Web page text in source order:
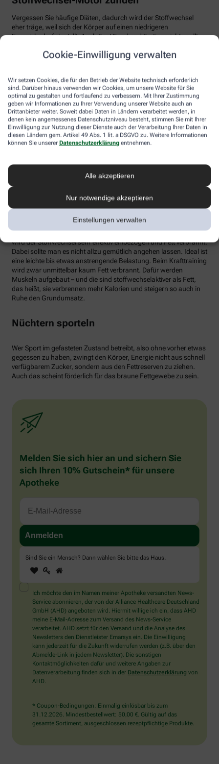
Cookie-Einwilligung verwalten
Wir setzen Cookies, die für den Betrieb der Website technisch erforderlich
sind. Darüber hinaus verwenden wir Cookies, um unsere Website für Sie
optimal zu gestalten und fortlaufend zu verbessern. Mit Ihrer Zustimmung
geben wir Informationen zu Ihrer Verwendung unserer Website auch an
Drittanbieter weiter. Soweit dabei Daten in Ländern verarbeitet werden, in
denen kein angemessenes Datenschutzniveau besteht, stimmen Sie mit Ihrer
Einwilligung zur Nutzung dieser Dienste auch der Verarbeitung Ihrer Daten in
diesen Ländern gem. Artikel 49 Abs. 1 lit. a DSGVO zu. Weitere Informationen
können Sie unserer Datenschutzerklärung entnehmen.
Alle akzeptieren
Nur notwendige akzeptieren
Einstellungen verwalten
Vergessen Sie häufige Diäten, dadurch wird der Stoffwechsel
eher träge, weil sich der Körper auf einen niedrigeren
Energiebedarf einstellt. Auch Fast Food und Fertiggerichte sollten
Körper bei der Verarbeitung von hochverarbeiteten Lebensmitteln
Tim Hollstein rät zu einer proteinreichen Ernährung (Vorsicht bei
Vorerkrankungen wie Nierenleiden!). Denn Proteine sind nicht nur
gut für den Muskelaufbau, der Körper benötigt auch viel Energie,
um Eiweiß abzubauen. Das regt den Stoffwechsel an. Proteine
stecken vor allem in magerem Fleisch, Fisch und Milchprodukten
wie Quark und Skyr. Auch sogenannte thermogene Lebensmittel
wie Chilis oder Ingwer können das braune Fettgewebe aktivieren
und den Energieverbrauch erhöhen.
In Bewegung kommen
Der richtige Mix macht’s
von weißen Fettzellen in braunes Fett begünstigen und dessen
Aktivität erhöhen. Ab circa 30 Minuten Joggen oder Radfahren
wird der Stoffwechsel sehr effektiv einbezogen und Fett verbrannt.
Dabei sollte man es nicht allzu gemütlich angehen lassen. Ideal ist
eine leichte bis etwas anstrengende Belastung. Beim Krafttraining
wird zwar unmittelbar kaum Fett verbrannt. Dafür werden
Muskeln aufgebaut – und die sind stoffwechselaktiver als Fett,
das heißt, sie verbrennen mehr Kalorien und steigern so auch in
Ruhe den Grundumsatz.
Nüchtern sporteln
Wer Sport im gefasteten Zustand betreibt, also ohne vorher etwas
gegessen zu haben, zwingt den Körper, Energie nicht aus schnell
verfügbarem Zucker, sondern aus den Fettreserven zu ziehen.
Auch das scheint förderlich für das braune Fettgewebe zu sein.
Melden Sie sich hier an und sichern Sie
sich Ihren 10% Gutschein* für unsere
Apotheke
Sind Sie ein Mensch? Dann wählen Sie bitte das Haus
Sind
Sie
ein
Mensch?
Dann
wählen
Sie
bitte
das
Haus.
1 2
Ich möchte den im Namen meiner Apotheke versandten News-
Service abonnieren, der von der Alliance Healthcare Deutschland
GmbH (AHD) angeboten wird. Hiermit willige ich ein, dass AHD
meine E-Mail-Adresse zum Versand des News-Service
verarbeitet. AHD setzt für den Versand und die Analyse des
Newsletters den Dienstleister Emarsys ein. Die Einwilligung
kann jederzeit für die Zukunft widerrufen werden (z.B. über den
Abmelde-Link in jedem Newsletter). Die sonstigen
Kontaktmöglichkeiten dafür und weitere Angaben zur
Datenverarbeitung finden sich in der Datenschutzerklärung von
AHD.
* Coupon-Bedingungen: Einmalig einlösbar bis zum
31.12.2026. Mindestbestellwert: 50,00 €. Gültig auf das
gesamte Sortiment, ausgeschlossen rezeptpflichtige Produkte.